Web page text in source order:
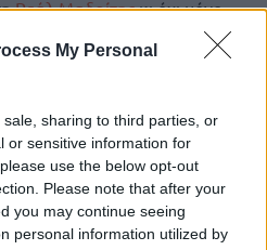
My Personal
sharing to third parties, or
or sensitive information for
use the below opt-out
Please note that after your
you may continue seeing
personal information utilized by
Ρεάλ Μαδρίτηςκι όχι μόνο.
στο NBA ήρθε με
οι κανονισμοί στο NBA δεν
καταβάλλουν περισσότερες
στους Σίξερς είναι αξίας
Σέλτικςήταν στη Ρεάλ